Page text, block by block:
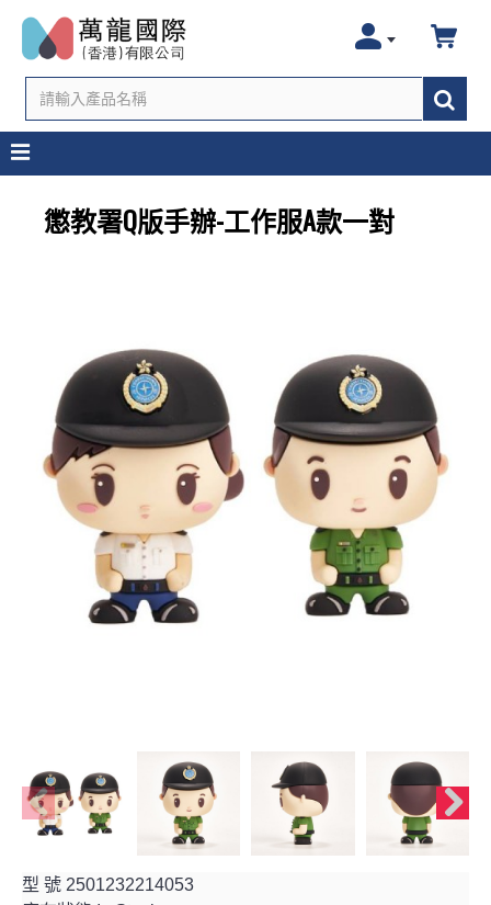
懲教署Q版手辦-工作服A款一對
型 號 2501232214053